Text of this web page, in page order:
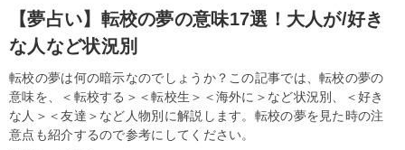
【夢占い】転校の夢の意味17選！大人が/好き
な人など状況別
転校の夢は何の暗示なのでしょうか？この記事では、転校の夢の
意味を、＜転校する＞＜転校生＞＜海外に＞など状況別、＜好き
な人＞＜友達＞など人物別に解説します。転校の夢を見た時の注
意点も紹介するので参考にしてください。